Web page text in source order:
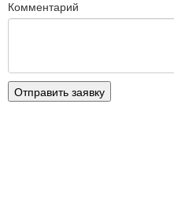
Комментарий
Отправить заявку